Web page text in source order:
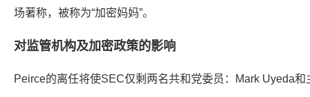
场著称，被称为“加密妈妈”。
对监管机构及加密政策的影响
Peirce的离任将使SEC仅剩两名共和党委员：Mark Uyeda